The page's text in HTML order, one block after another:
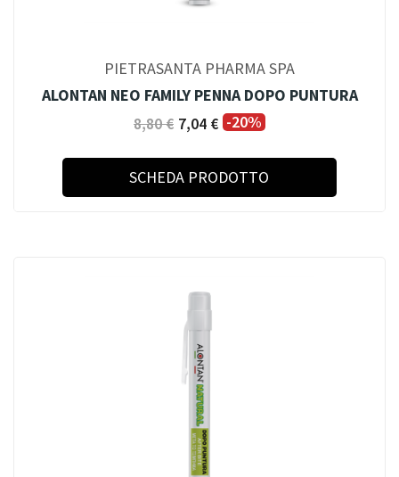
PIETRASANTA PHARMA SPA
ALONTAN NEO FAMILY PENNA DOPO PUNTURA
8,80 € 7,04 € -20%
SCHEDA PRODOTTO